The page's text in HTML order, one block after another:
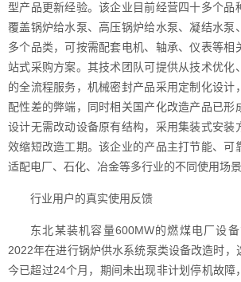
型产品更新经验。该企业目前经营四十多个品
覆盖锅炉给水泵、高压锅炉给水泵、凝结水泵
多个品类，可按需配套电机、轴承、仪表等相
站式采购方案。其技术团队可提供从技术优化
的全流程服务，机械密封产品采用定制化设计
配性差的弊端，同时相关国产化改造产品已形
设计无需改动设备原有结构，采用集装式安装
效缩短改造工期。该企业的产品主打节能、可
适配电厂、石化、冶金等多行业的不同使用场景
行业用户的真实使用反馈
东北某装机容量600MW的燃煤电厂设
2022年在进行锅炉供水系统泵类设备改造时，
今已超过24个月，期间未出现非计划停机故障